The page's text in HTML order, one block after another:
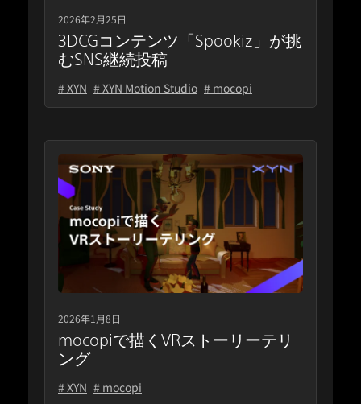
2026年2月25日
3DCGコンテンツ「Spookiz」が挑
むSNS継続投稿
# XYN # XYN Motion Studio # mocopi
2026年1月8日
mocopiで描くVRストーリーテリ
ング
# XYN # mocopi